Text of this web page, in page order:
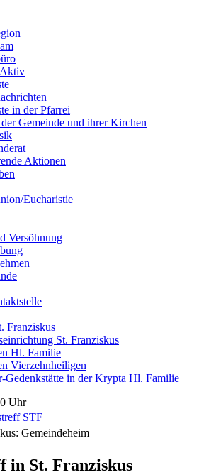
in der Pfarrei
Gemeinde und ihrer Kirchen
Aktionen
Eucharistie
Versöhnung
Franziskus
St. Franziskus
Hl. Familie
Vierzehnheiligen
Gedenkstätte in der Krypta Hl. Familie
Uhr
STF
Gemeindeheim
in St. Franziskus